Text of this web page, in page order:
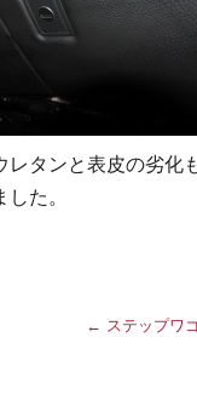
レタンと表皮の劣化
た。
← ステップワ